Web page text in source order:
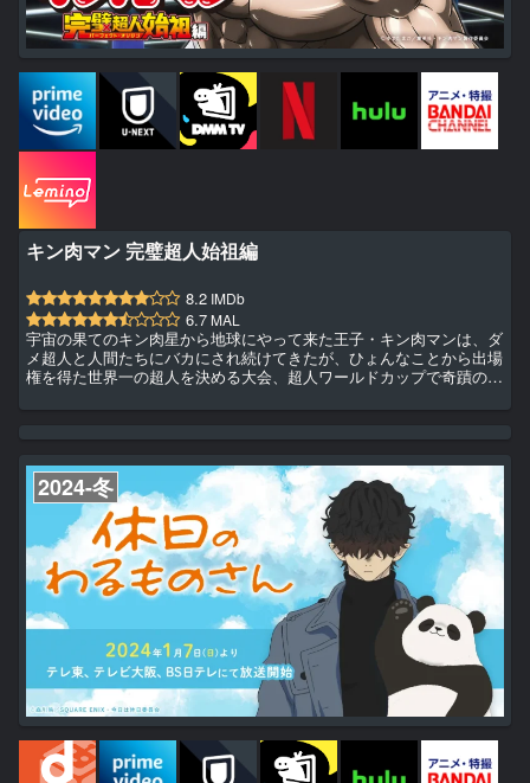
キン肉マン 完璧超人始祖編
8.2 IMDb
6.7 MAL
宇宙の果てのキン肉星から地球にやって来た王子・キン肉マンは、ダ
メ超人と人間たちにバカにされ続けてきたが、ひょんなことから出場
権を得た世界一の超人を決める大会、超人ワールドカップで奇蹟の優
の中心人物となり、この世の支配を目論む悪魔超人、さらには地上か
きた。 それらの功績を認められ、最後の試練“キン肉星王位争奪サバ
イ...
2024-冬